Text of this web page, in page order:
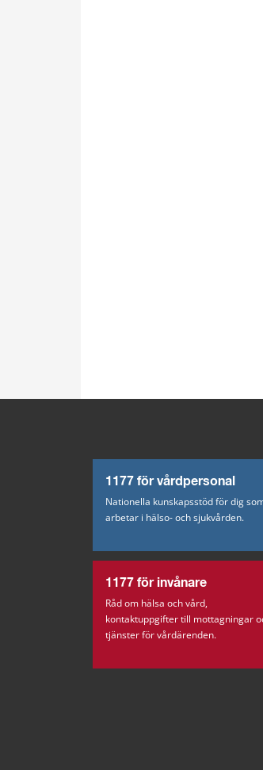
1177 för vårdpersonal
Nationella kunskapsstöd för dig
arbetar i hälso- och sjukvården.
1177 för invånare
Råd om hälsa och vård,
kontaktuppgifter till mottagningar
tjänster för vårdärenden.